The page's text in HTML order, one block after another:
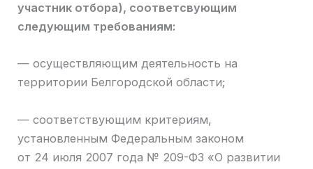
участник отбора), соответсвующим
следующим требованиям:
— осуществляющим деятельность на
территории Белгородской области;
— соответствующим критериям,
установленным Федеральным законом
от 24 июля 2007 года № 209-ФЗ «О развитии